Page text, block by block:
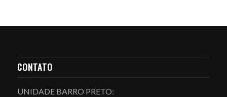
CONTATO
UNIDADE BARRO PRETO: